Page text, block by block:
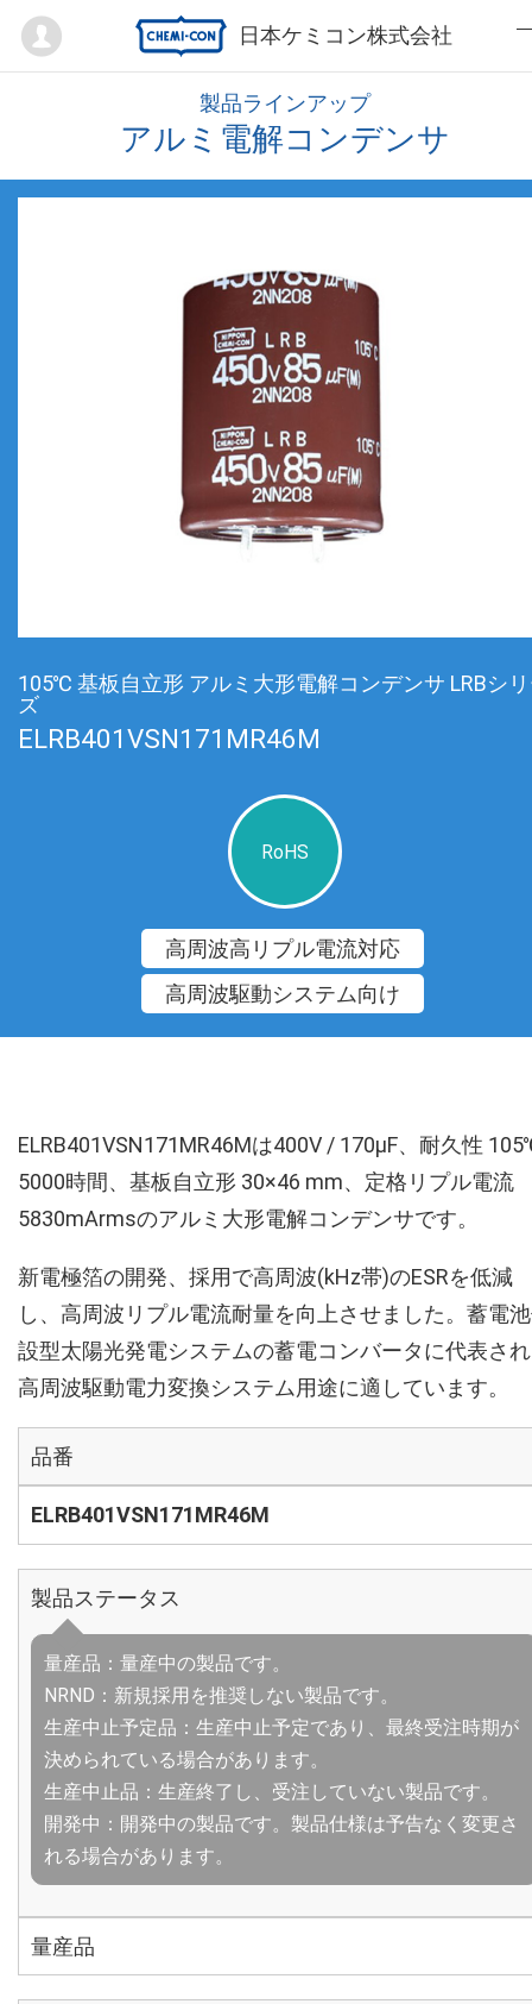
日本ケミコン株式会社
Mypage
製品ラインアップ
アルミ電解コンデンサ
105℃ 基板自立形 アルミ大形電解コンデンサ LRBシ
ズ
ELRB401VSN171MR46M
RoHS
高周波高リプル電流対応
高周波駆動システム向け
ELRB401VSN171MR46Mは400V / 170µF、耐久性
5000時間、基板自立形 30×46 mm、定格リプル電流
5830mArmsのアルミ大形電解コンデンサです。
新電極箔の開発、採用で高周波(kHz帯)のESRを低減
し、高周波リプル電流耐量を向上させました。蓄電
設型太陽光発電システムの蓄電コンバータに代表さ
高周波駆動電力変換システム用途に適しています。
品番
ELRB401VSN171MR46M
製品ステータス
量産品：量産中の製品です。
NRND：新規採用を推奨しない製品です。
生産中止予定品：生産中止予定であり、最終受注時期が
決められている場合があります。
生産中止品：生産終了し、受注していない製品です。
開発中：開発中の製品です。製品仕様は予告なく変更さ
れる場合があります。
量産品